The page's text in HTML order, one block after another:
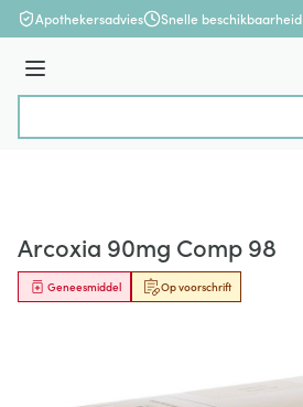
Ga naar de inhoud
Apothekersadvies Snelle beschikbaarheid
Menu
Arcoxia 90mg Comp 98
Op voorschrift
Geneesmiddel